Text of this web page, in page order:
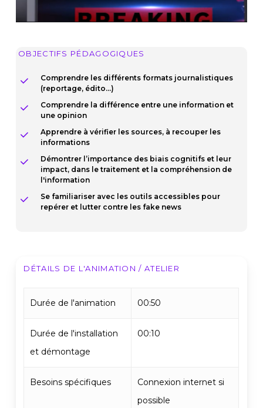
OBJECTIFS PÉDAGOGIQUES
Comprendre les différents formats journalistiques
(reportage, édito…)
Comprendre la différence entre une information et
une opinion
Apprendre à vérifier les sources, à recouper les
informations
Démontrer l’importance des biais cognitifs et leur
impact, dans le traitement et la compréhension de
l'information
Se familiariser avec les outils accessibles pour
repérer et lutter contre les fake news
DÉTAILS DE L'ANIMATION / ATELIER
Durée de l'animation 00:50
Durée de l'installation
et démontage
00:10
Besoins spécifiques
Connexion internet si
possible